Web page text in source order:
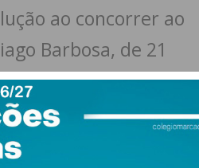
ao concorrer ao
Barbosa, de 21
ao Jornal
partilhou o seu
este espaço para os